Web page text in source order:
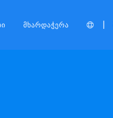
Მხარდაჭერა